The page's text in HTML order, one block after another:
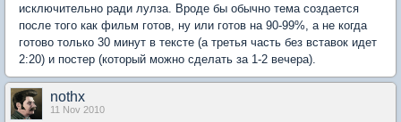
исключительно ради лулза. Вроде бы обычно тема создается
после того как фильм готов, ну или готов на 90-99%, а не когда
готово только 30 минут в тексте (а третья часть без вставок идет
2:20) и постер (который можно сделать за 1-2 вечера).
nothx
11 Nov 2010